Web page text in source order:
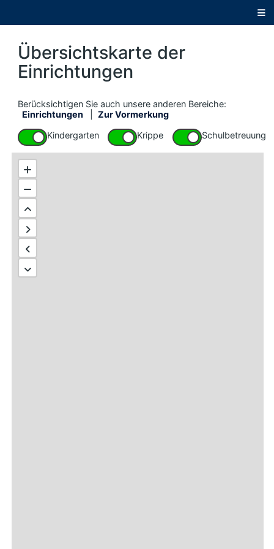
Hauptinhalt
Übersichtskarte der
Einrichtungen
Berücksichtigen Sie auch unsere anderen Bereiche:
Einrichtungen
Zur Vormerkung
Hinweis: Die folgende Karte funktioniert nicht mit dem
Einrichtungen auf der Karte filtern
Kindergarten Krippe Schulbetreuung